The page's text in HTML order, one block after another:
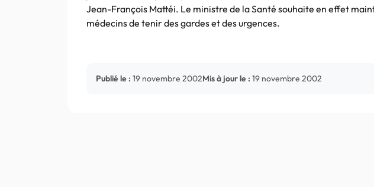
Jean-François Mattéi. Le ministre de la Santé souhaite en effet
médecins de tenir des gardes et des urgences.
Publié le : 19 novembre 2002Mis à jour le : 19 novembre 2002